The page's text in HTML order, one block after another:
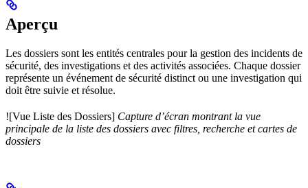
Aperçu
Les dossiers sont les entités centrales pour la gestion des incidents de
sécurité, des investigations et des activités associées. Chaque dossier
représente un événement de sécurité distinct ou une investigation qui
doit être suivie et résolue.
![Vue Liste des Dossiers] Capture d’écran montrant la vue
principale de la liste des dossiers avec filtres, recherche et cartes de
dossiers